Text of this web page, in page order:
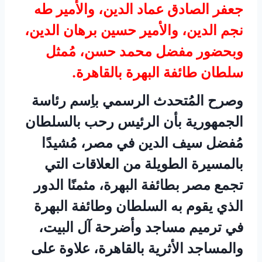
جعفر الصادق عماد الدين، والأمير طه
نجم الدين، والأمير حسين برهان الدين،
وبحضور مفضل محمد حسن، مُمثل
سلطان طائفة البهرة بالقاهرة.
وصرح المُتحدث الرسمي باِسم رئاسة
الجمهورية بأن الرئيس رحب بالسلطان
مُفضل سيف الدين في مصر، مُشيدًا
بالمسيرة الطويلة من العلاقات التي
تجمع مصر بطائفة البهرة، مثمنًا الدور
الذي يقوم به السلطان وطائفة البهرة
في ترميم مساجد وأضرحة آل البيت،
والمساجد الأثرية بالقاهرة، علاوة على